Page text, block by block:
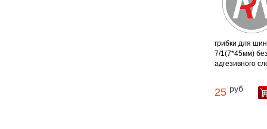
грибки для шин
7/1(7*45мм)
адгезивного
25 руб